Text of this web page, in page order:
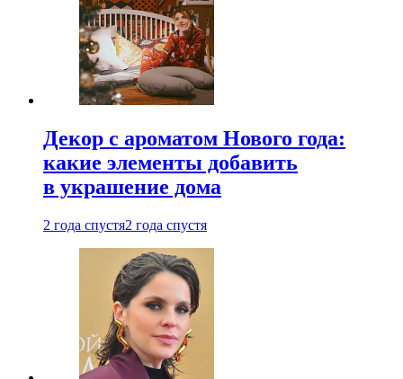
Декор с ароматом Нового года:
какие элементы добавить
в украшение дома
2 года спустя2 года спустя